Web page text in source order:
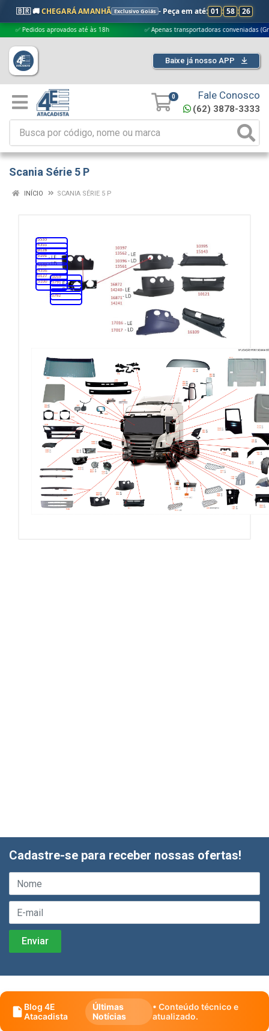
🇧🇷 🚚CHEGARÁ AMANHÃ Exclusivo Goiás - Peça em até: 01 : 58 : 25
Pedidos aprovados até às 18h ✅ Apenas transportadoras conveniadas (Grupo
Baixe já nosso APP
0 Fale Conosco
(62) 3878-3333
Scania Série 5 P
INÍCIO SCANIA SÉRIE 5 P
Cadastre-se para receber nossas ofertas!
Blog 4E
Atacadista
Últimas
Notícias
• Conteúdo técnico e
atualizado.